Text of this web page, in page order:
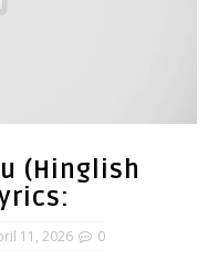
(Hinglish
11, 2026
0